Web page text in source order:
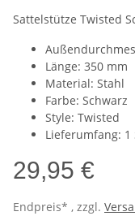
Sattelstütze Twisted
Länge: 350 mm
Material: Stahl
Farbe: Schwarz
Style: Twisted
Lieferumfang: 1
29,95 €
Endpreis* , zzgl.